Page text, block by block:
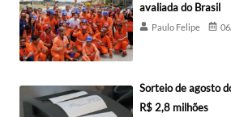
avaliada do Brasil
Paulo Felipe
Sorteio de agosto
R$ 2,8 milhões